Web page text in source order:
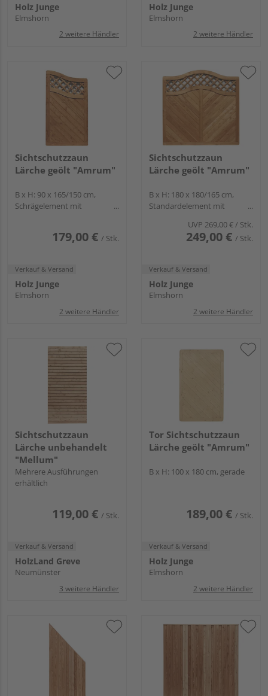
Holz Junge
Elmshorn
2 weitere Händler
Holz Junge
Elmshorn
2 weitere Händler
Sichtschutzzaun
Lärche geölt "Amrum"
B x H: 90 x 165/150 cm,
Schrägelement mit
179,00 € / Stk.
Verkauf & Versand
Holz Junge
Elmshorn
2 weitere Händler
Sichtschutzzaun
Lärche geölt "Amrum"
B x H: 180 x 180/165 cm,
Standardelement mit
UVP 269,00 €/ Stk.
249,00 € / Stk.
Verkauf & Versand
Holz Junge
Elmshorn
2 weitere Händler
Sichtschutzzaun
Lärche unbehandelt
"Mellum"
Mehrere Ausführungen
erhältlich
119,00 € / Stk.
Verkauf & Versand
HolzLand Greve
Neumünster
3 weitere Händler
Tor Sichtschutzzaun
Lärche geölt "Amrum"
B x H: 100 x 180 cm, gerade
189,00 € / Stk.
Verkauf & Versand
Holz Junge
Elmshorn
2 weitere Händler